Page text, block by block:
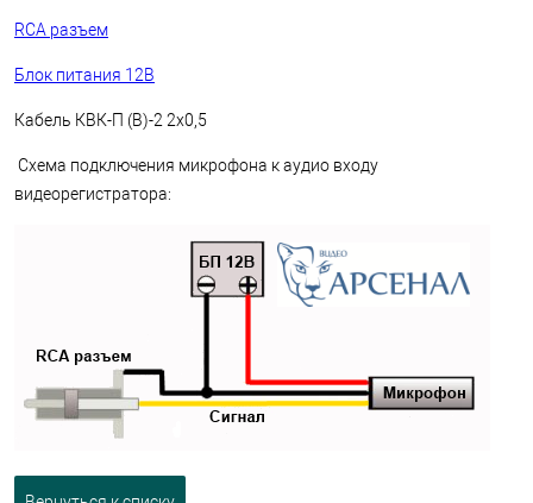
RCA разъем
Блок питания 12В
Кабель КВК-П (В)-2 2х0,5
Схема подключения микрофона к аудио входу
видеорегистратора: